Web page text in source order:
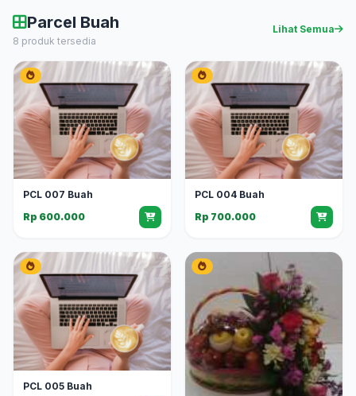
Parcel Buah
8 produk tersedia
Lihat Semua
PCL 007 Buah
Rp 600.000
PCL 004 Buah
Rp 700.000
PCL 005 Buah